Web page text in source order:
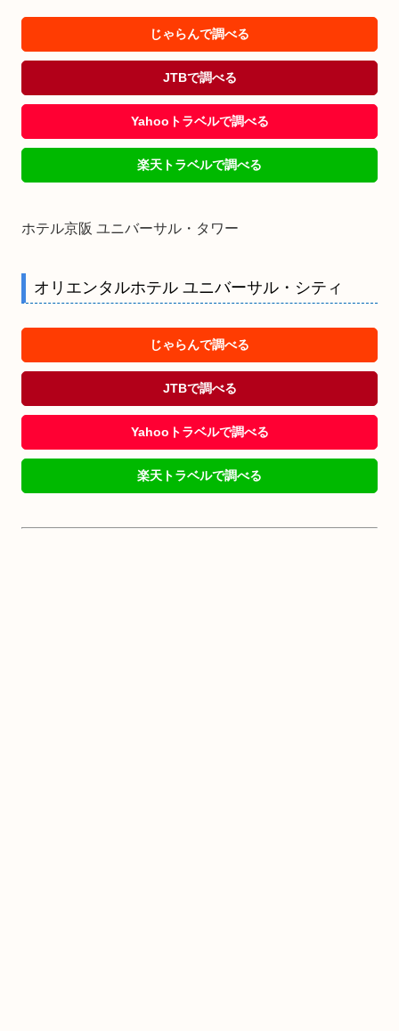
じゃらんで調べる
JTBで調べる
Yahooトラベルで調べる
楽天トラベルで調べる
ホテル京阪 ユニバーサル・タワー
オリエンタルホテル ユニバーサル・シティ
じゃらんで調べる
JTBで調べる
Yahooトラベルで調べる
楽天トラベルで調べる